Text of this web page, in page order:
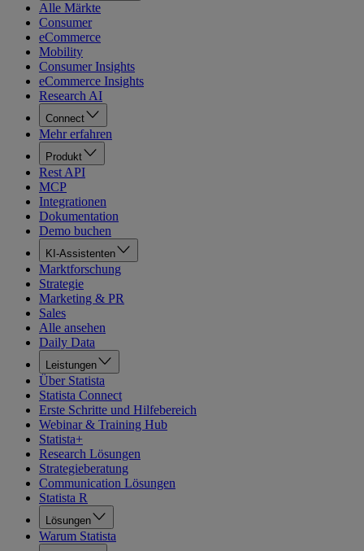
Alle Märkte
Consumer
eCommerce
Mobility
Consumer Insights
eCommerce Insights
Research AI
Connect
Mehr erfahren
Produkt
Rest API
MCP
Integrationen
Dokumentation
Demo buchen
KI-Assistenten
Marktforschung
Strategie
Marketing & PR
Sales
Alle ansehen
Daily Data
Leistungen
Über Statista
Statista Connect
Erste Schritte und Hilfebereich
Webinar & Training Hub
Statista+
Research Lösungen
Strategieberatung
Communication Lösungen
Statista R
Lösungen
Warum Statista